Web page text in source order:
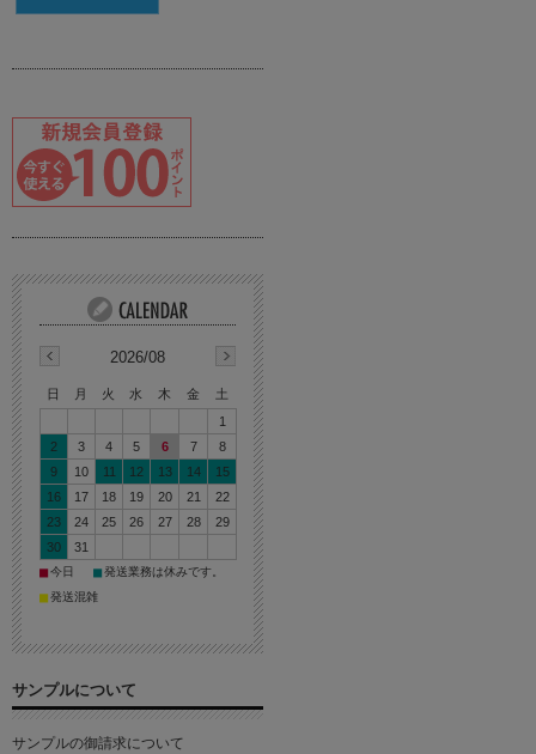
2026/08
日 月 火 水 木 金
土
1
2
3 4 5 6 7
8
9
10 11 12 13 14
15
16
17 18 19 20 21
22
23
24 25 26 27 28
29
30
31
■今日 ■発送業務は休みです。
■発送混雑
サンプルについて
サンプルの御請求について